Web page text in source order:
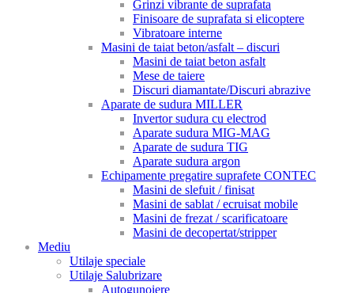
Grinzi vibrante de suprafata
Finisoare de suprafata si elicoptere
Vibratoare interne
Masini de taiat beton/asfalt – discuri
Masini de taiat beton asfalt
Mese de taiere
Discuri diamantate/Discuri abrazive
Aparate de sudura MILLER
Invertor sudura cu electrod
Aparate sudura MIG-MAG
Aparate de sudura TIG
Aparate sudura argon
Echipamente pregatire suprafete CONTEC
Masini de slefuit / finisat
Masini de sablat / ecruisat mobile
Masini de frezat / scarificatoare
Masini de decopertat/stripper
Mediu
Utilaje speciale
Utilaje Salubrizare
Autogunoiere